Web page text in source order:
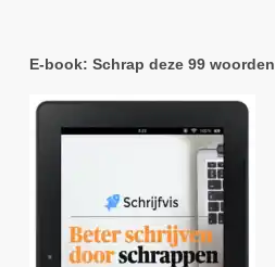
E-book: Schrap deze 99 woorden